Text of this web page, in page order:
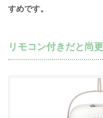
すめです。
リモコン付きだと尚